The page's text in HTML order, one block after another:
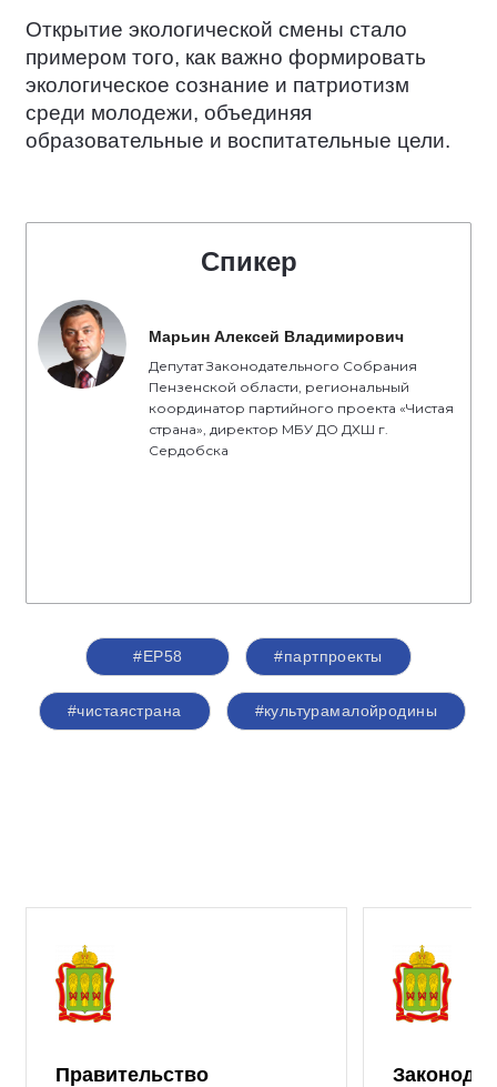
Открытие экологической смены стало
примером того, как важно формировать
экологическое сознание и патриотизм
среди молодежи, объединяя
образовательные и воспитательные цели.
Спикер
Марьин Алексей Владимирович
Депутат Законодательного Собрания
Пензенской области, региональный
координатор партийного проекта «Чистая
страна», директор МБУ ДО ДХШ г.
Сердобска
#ЕР58 #партпроекты
#чистаястрана #культурамалойродины
Правительство